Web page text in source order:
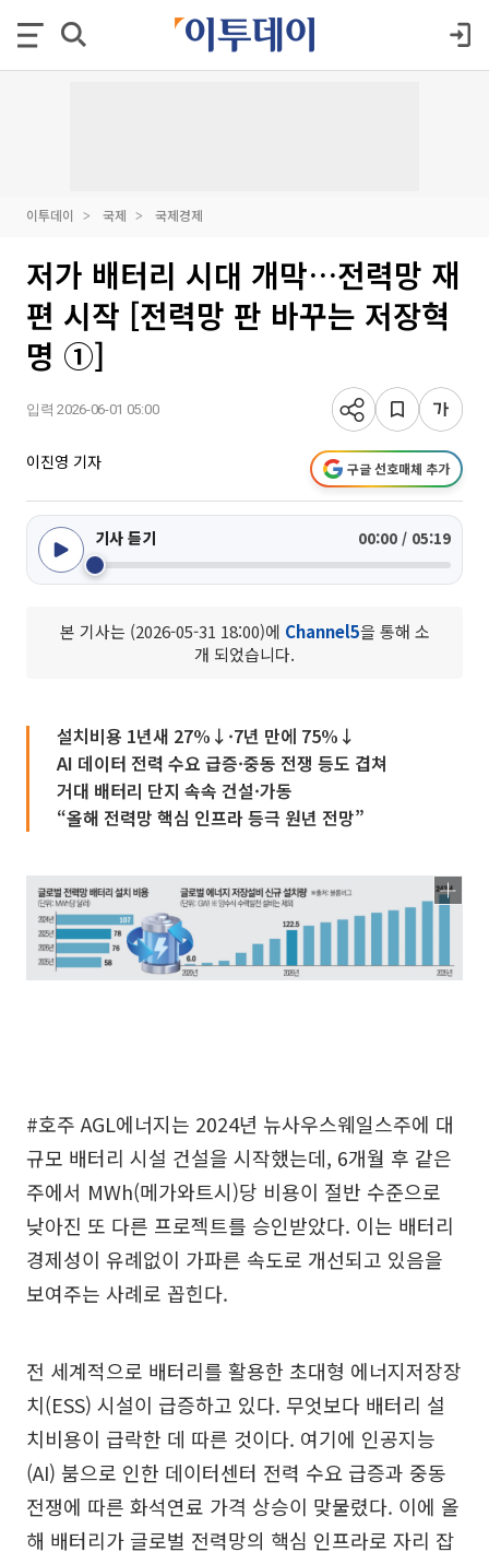
이투데이 국제 국제경제
저가 배터리 시대 개막…전력망 재
편 시작 [전력망 판 바꾸는 저장혁
명 ①]
입력 2026-06-01 05:00
이진영 기자 구글 선호매체 추가
기사 듣기 00:00 / 05:19
본 기사는 (2026-05-31 18:00)에 Channel5을 통해 소
개 되었습니다.
설치비용 1년새 27%↓·7년 만에 75%↓
AI 데이터 전력 수요 급증·중동 전쟁 등도 겹쳐
거대 배터리 단지 속속 건설·가동
“올해 전력망 핵심 인프라 등극 원년 전망”
#호주 AGL에너지는 2024년 뉴사우스웨일스주에 대
규모 배터리 시설 건설을 시작했는데, 6개월 후 같은
주에서 MWh(메가와트시)당 비용이 절반 수준으로
낮아진 또 다른 프로젝트를 승인받았다. 이는 배터리
경제성이 유례없이 가파른 속도로 개선되고 있음을
보여주는 사례로 꼽힌다.
전 세계적으로 배터리를 활용한 초대형 에너지저장장
치(ESS) 시설이 급증하고 있다. 무엇보다 배터리 설
치비용이 급락한 데 따른 것이다. 여기에 인공지능
(AI) 붐으로 인한 데이터센터 전력 수요 급증과 중동
전쟁에 따른 화석연료 가격 상승이 맞물렸다. 이에 올
해 배터리가 글로벌 전력망의 핵심 인프라로 자리 잡